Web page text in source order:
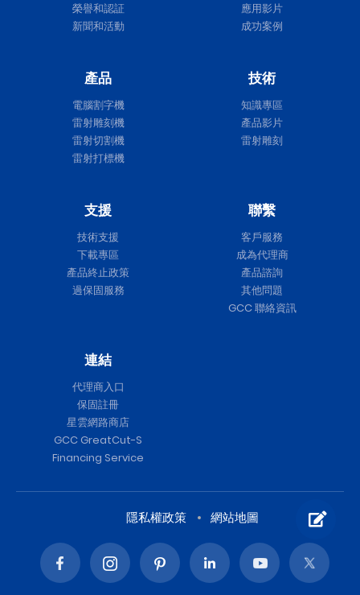
榮譽和認証
新聞和活動
應用影片
成功案例
產品
電腦割字機
雷射雕刻機
雷射切割機
雷射打標機
技術
知識專區
產品影片
雷射雕刻
支援
技術支援
下載專區
產品終止政策
過保固服務
聯繫
客戶服務
成為代理商
產品諮詢
其他問題
GCC 聯絡資訊
連結
代理商入口
保固註冊
星雲網路商店
GCC GreatCut-S
Financing Service
隱私權政策 網站地圖